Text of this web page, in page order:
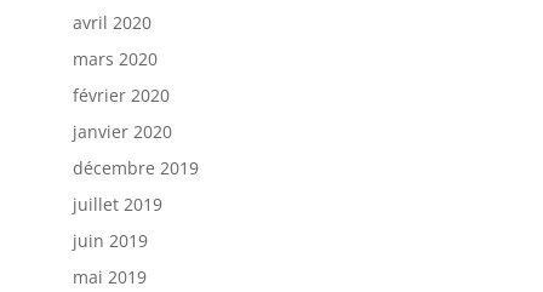
avril 2020
mars 2020
février 2020
janvier 2020
décembre 2019
juillet 2019
juin 2019
mai 2019